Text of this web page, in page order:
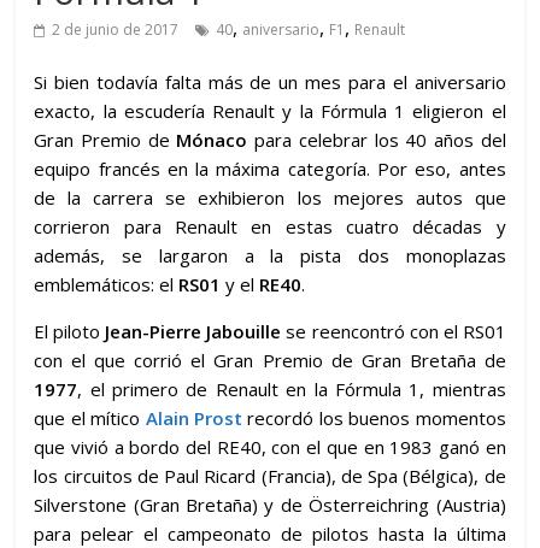
2 de junio de 2017 40, aniversario, F1 , Renault
Si bien todavía falta más de un mes para el aniversario
exacto, la escudería Renault y la Fórmula 1 eligieron el
Gran Premio de Mónaco para celebrar los 40 años del
equipo francés en la máxima categoría. Por eso, antes
de la carrera se exhibieron los mejores autos que
corrieron para Renault en estas cuatro décadas y
además, se largaron a la pista dos monoplazas
emblemáticos: el RS01 y el RE40.
El piloto Jean-Pierre Jabouille se reencontró con el RS01
con el que corrió el Gran Premio de Gran Bretaña de
1977, el primero de Renault en la Fórmula 1, mientras
que el mítico Alain Prost recordó los buenos momentos
que vivió a bordo del RE40, con el que en 1983 ganó en
los circuitos de Paul Ricard (Francia), de Spa (Bélgica), de
Silverstone (Gran Bretaña) y de Österreichring (Austria)
para pelear el campeonato de pilotos hasta la última